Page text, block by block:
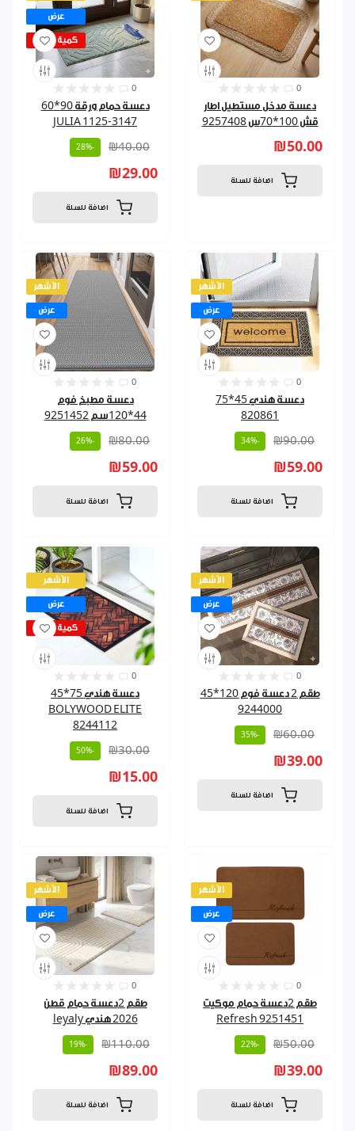
عرض
كمية قليلة
0
دعسة حمام ورقة 90*60
JULIA 1125-3147
₪40.00
-28%
₪29.00
اضافة للسلة
0
دعسة مدخل مستطيل اطار
قش 100*70س 9257408
₪50.00
اضافة للسلة
الأشهر
عرض
0
دعسة مطبخ فوم
44*120سم 9251452
₪80.00
-26%
₪59.00
اضافة للسلة
الأشهر
عرض
0
دعسة هندي 45*75
820861
₪90.00
-34%
₪59.00
اضافة للسلة
الأشهر
عرض
كمية قليلة
0
دعسة هندي 75*45
BOLYWOOD ELITE
8244112
₪30.00
-50%
₪15.00
اضافة للسلة
الأشهر
عرض
0
طقم 2 دعسة فوم 120*45
9244000
₪60.00
-35%
₪39.00
اضافة للسلة
الأشهر
عرض
0
طقم 2دعسة حمام قطن
2026 هندي leyaly
₪110.00
-19%
₪89.00
اضافة للسلة
الأشهر
عرض
0
طقم 2دعسة حمام موكيت
Refresh 9251451
₪50.00
-22%
₪39.00
اضافة للسلة